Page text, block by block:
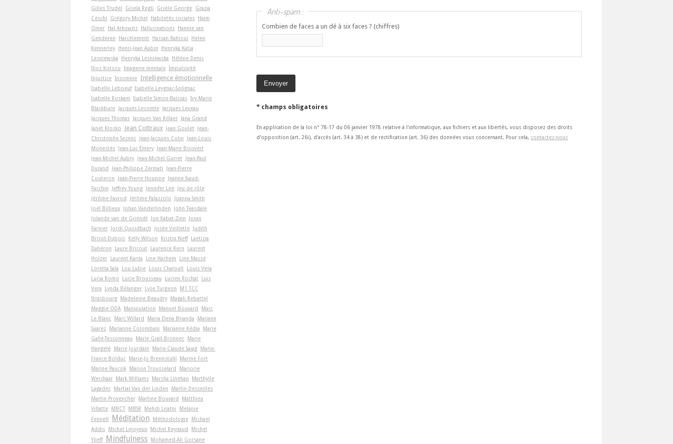
Anti-spam :
Combien de faces a un dé à six faces ? (chiffres)
* champs obligatoires
En application de la loi n° 78-17 du 06 janvier 1978 relative à l'informatique, aux fichiers et aux libertés, vous disposez des droits
d'opposition (art. 26i), d'accès (art. 34 à 38) et de rectification (art. 36) des données vous concernant. Pour cela, contactez-nous
Gilles Trudel
Gisela Regli Gisèle George Grazia
Ceschi
Grégory Michel Habiletés sociales Haim
Omer Hal Arkowitz Hallucinations Hannie van
Genderen
Harcèlement Hassan Rahioui
Helen
Kennerley Henri-Jean Aubin
Henryka Katia
Lesniewska
Henryka Lesniewska
Hélène Denis
Ilios Kotsou Imagerie mentale Impulsivité
Injustice Insomnie Intelligence émotionnelle
Isabelle Leboeuf Isabelle Leygnac-Solignac
Isabelle Roskam Isabelle Simon-Baïssas Ivy Marie
Blackburn
Jacques Lecomte Jacques Leveau
Jacques Thomas Jacques Van Rillaer Jana Grand
Janet Klosko
Jean Cottraux Jean Goulet Jean-
Christophe Seznec Jean-Jacques Colin
Jean-Louis
Monestès Jean-Luc Émery Jean-Marie Boisvert
Jean-Michel Aubry Jean-Michel Gurret Jean-Paul
Durand
Jean-Philippe Zermati
Jean-Pierre
Couteron
Jean-Pierre Houppe Jeanne Siaud-
Facchin
Jeffrey Young Jennifer Lee Jeu de rôle
Jérôme Favrod
Jérôme Palazzolo
Joanna Smith
Joël Billieux Johan Vanderlinden
John Teasdale
Jolande van de Griendt Jon Kabat-Zinn
Joran
Farnier Jordi Quoidbach Josée Veillette Judith
Brisot-Dubois Kelly Wilson Kristin Neff Laetizia
Dahéron
Laure Bricout Laurence Kern
Laurent
Holzer Laurent Karila Line Hachem
Line Massé
Loretta Sala
Lou Lubie Louis Chaloult Louis Vera
Lucia Romo
Lucie Brousseau Lucien Rochat Luis
Vera
Lynda Bélanger Lyse Turgeon
M1 TCC
Strasbourg Madeleine Beaudry Magali Rebattel
Maggie ODA Manipulation Manuel Bouvard
Marc
Le Blanc Marc Willard Maria Elena Brianda
Mariann
Suarez Marianne Colombani Marianne Kédia
Marie
Gallé-Tessonneau
Marie Grall-Bronnec Marie
Haegelé Marie Jourdain Marie-Claude Saiag Marie-
France Bolduc Marie-Jo Brennstuhl
Marine Fort
Marine Paucsik Marion Trousselard
Marjorie
Weishaar Mark Williams Marsha Linehan
Marthylle
Lagadec Martial Van der Linden
Martin Desseilles
Martin Provencher Martine Bouvard
Matthieu
Villatte MBCT MBSR Mehdi Liratni
Melanie
Fennell
Méditation Méthodologie Michael
Addis Michel Lejoyeux Michel Reynaud
Michel
Ylieff
Mindfulness
Mohamed-Ali Gorsane